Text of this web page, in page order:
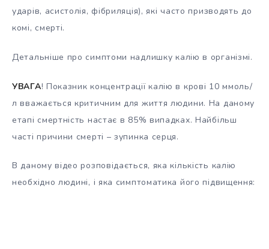
ударів, асистолія, фібриляція), які часто призводять до
комі, смерті.
Детальніше про симптоми надлишку калію в організмі.
УВАГА! Показник концентрації калію в крові 10 ммоль/
л вважається критичним для життя людини. На даному
етапі смертність настає в 85% випадках. Найбільш
часті причини смерті – зупинка серця.
В даному відео розповідається, яка кількість калію
необхідно людині, і яка симптоматика його підвищення: